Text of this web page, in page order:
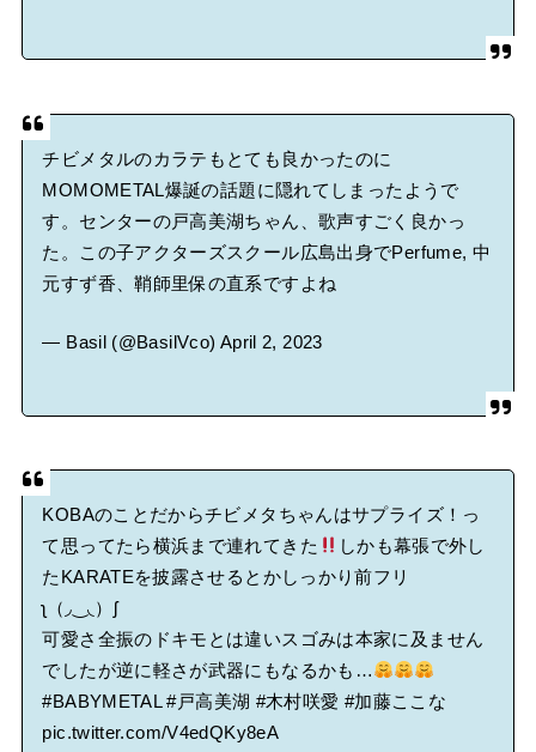
チビメタルのカラテもとても良かったのに
MOMOMETAL爆誕の話題に隠れてしまったようで
す。センターの戸高美湖ちゃん、歌声すごく良かっ
た。この子アクターズスクール広島出身でPerfume, 中
元すず香、鞘師里保の直系ですよね
— Basil (@BasilVco) April 2, 2023
KOBAのことだからチビメタちゃんはサプライズ！っ
て思ってたら横浜まで連れてきた
しかも幕張で外し
たKARATEを披露させるとかしっかり前フリ
ʅ（◞‿◟）ʃ
可愛さ全振のドキモとは違いスゴみは本家に及ません
でしたが逆に軽さが武器にもなるかも…
#BABYMETAL #戸高美湖 #木村咲愛 #加藤ここな
pic.twitter.com/V4edQKy8eA